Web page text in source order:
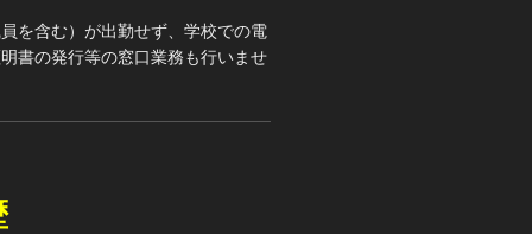
を含む）が出勤せず、学校での電
書の発行等の窓口業務も行いませ